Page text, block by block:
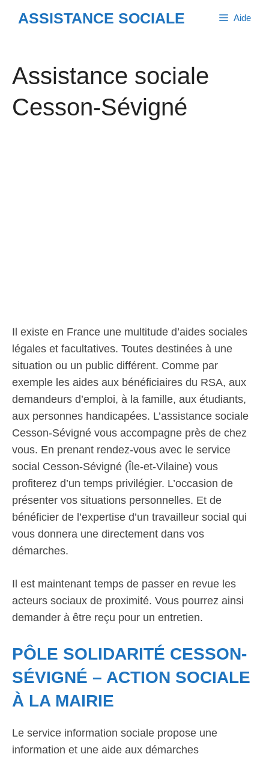
ASSISTANCE SOCIALE Aide
Assistance sociale
Cesson-Sévigné
Il existe en France une multitude d’aides sociales
légales et facultatives. Toutes destinées à une
situation ou un public différent. Comme par
exemple les aides aux bénéficiaires du RSA, aux
demandeurs d’emploi, à la famille, aux étudiants,
aux personnes handicapées. L’assistance sociale
Cesson-Sévigné vous accompagne près de chez
vous. En prenant rendez-vous avec le service
social Cesson-Sévigné (Île-et-Vilaine) vous
profiterez d’un temps privilégier. L’occasion de
présenter vos situations personnelles. Et de
bénéficier de l’expertise d’un travailleur social qui
vous donnera une directement dans vos
démarches.
Il est maintenant temps de passer en revue les
acteurs sociaux de proximité. Vous pourrez ainsi
demander à être reçu pour un entretien.
PÔLE SOLIDARITÉ CESSON-
SÉVIGNÉ – ACTION SOCIALE
À LA MAIRIE
Le service information sociale propose une
information et une aide aux démarches